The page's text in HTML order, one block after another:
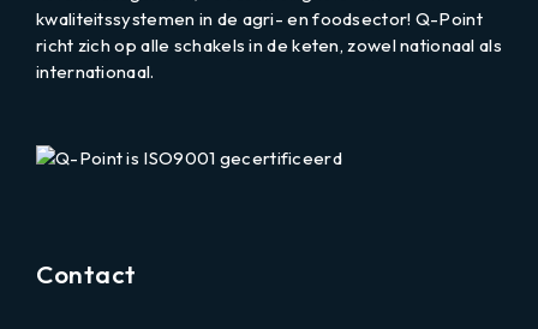
kwaliteitssystemen in de agri- en foodsector! Q-Point
richt zich op alle schakels in de keten, zowel nationaal als
internationaal.
Contact